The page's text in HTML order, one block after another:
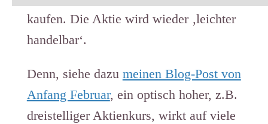
kaufen. Die Aktie wird wieder ‚leichter
handelbar‘.
Denn, siehe dazu meinen Blog-Post von
Anfang Februar, ein optisch hoher, z.B.
dreistelliger Aktienkurs, wirkt auf viele